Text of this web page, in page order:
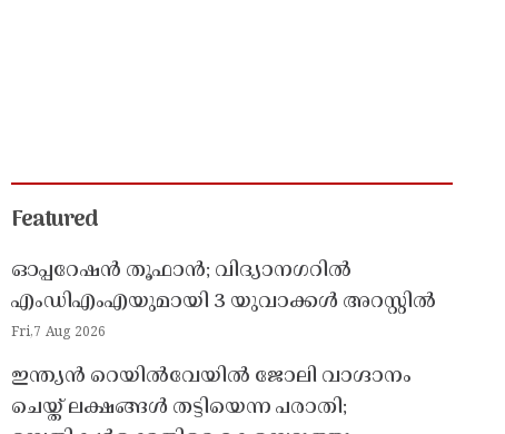
Featured
ഓപ്പറേഷൻ തൂഫാൻ; വിദ്യാനഗറിൽ
എംഡിഎംഎയുമായി 3 യുവാക്കൾ അറസ്റ്റിൽ
Fri,7 Aug 2026
ഇന്ത്യൻ റെയിൽവേയിൽ ജോലി വാഗ്ദാനം
ചെയ്ത് ലക്ഷങ്ങൾ തട്ടിയെന്ന പരാതി;